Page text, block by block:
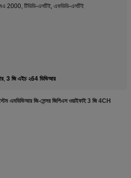
2000, টিডিডি-এলটিই, এফডিডি-এলটিই
, 3 জি এইচ ২64 ডিভিআর
এমডিভিআর জি-সেন্সর জিপিএস ওয়াইফাই 3 জি 4CH